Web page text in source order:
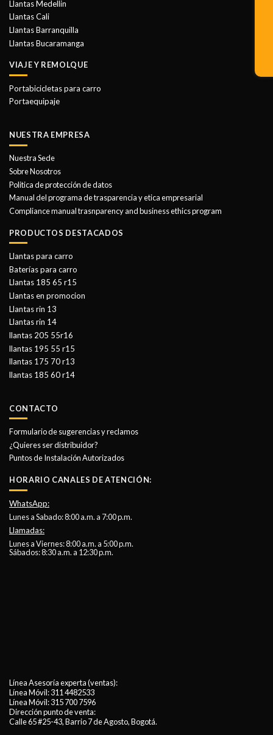
Llantas Medellin
Llantas Cali
Llantas Barranquilla
Llantas Bucaramanga
VIAJE Y REMOLQUE
Portabicicletas para carro
Portaequipaje
NUESTRA EMPRESA
Nuestra Sede
Sobre Nosotros
Politica de protección de datos
Manual del programa de trasparencia y etica empresarial
Compliance manual trasnparency and business ethics program
PRODUCTOS DESTACADOS
Llantas para carro
Baterías para carro
Llantas 185 65 r15
Llantas en promocion
Llantas rin 13
Llantas rin 14
llantas 205 55r16
llantas 195 55 r15
llantas 175 70 r13
llantas 185 60 r14
CONTACTO
Formulario de sugerencias y reclamos
¿Quieres ser distribuidor?
Puntos de Instalación Autorizados
HORARIO CANALES DE ATENCIÓN:
WhatsApp:
Lunes a Sabado: 8:00 a.m. a 7:00 p.m.
Llamadas:
Lunes a Viernes: 8:00 a.m. a 5:00 p.m.
Sábados: 8:30 a.m. a 12:30 p.m.
Línea Asesoría experta (ventas):
Línea Móvil:311 4482533
Línea Móvil:315 700 7596
Dirección punto de venta:
Calle 65 #25-43, Barrio 7 de Agosto, Bogotá.